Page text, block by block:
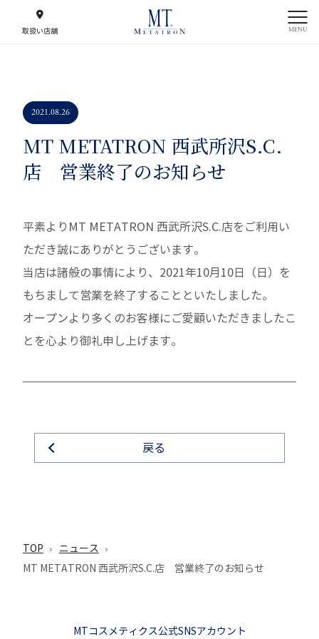
取扱い店舗 MENU
2021.08.26
MT METATRON 西武所沢S.C.
店 営業終了のお知らせ
平素よりMT METATRON 西武所沢S.C.店をご利用い
ただき誠にありがとうございます。
当店は諸般の事情により、2021年10月10日（日）を
もちまして営業を終了することといたしました。
オープンより多くのお客様にご愛顧いただきましたこ
とを心より御礼申し上げます。
戻る
TOP
ニュース
MT METATRON 西武所沢S.C.店 営業終了のお知らせ
MTコスメティクス公式SNSアカウント